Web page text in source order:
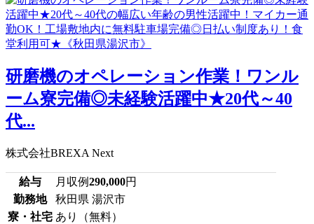
研磨機のオペレーション作業！ワンル
ーム寮完備◎未経験活躍中★20代～40
代...
株式会社BREXA Next
給与 月収例290,000円
勤務地
秋田県 湯沢市
寮・社宅 あり（無料）